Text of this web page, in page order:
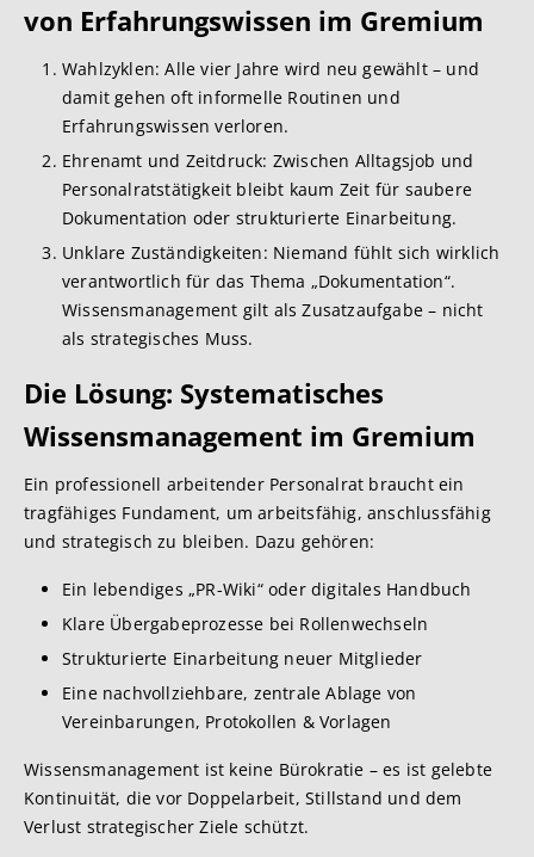
von Erfahrungswissen im Gremium
Wahlzyklen: Alle vier Jahre wird neu gewählt – und
damit gehen oft informelle Routinen und
Erfahrungswissen verloren.
Ehrenamt und Zeitdruck: Zwischen Alltagsjob und
Personalratstätigkeit bleibt kaum Zeit für saubere
Dokumentation oder strukturierte Einarbeitung.
Unklare Zuständigkeiten: Niemand fühlt sich wirklich
verantwortlich für das Thema „Dokumentation“.
Wissensmanagement gilt als Zusatzaufgabe – nicht
als strategisches Muss.
Die Lösung: Systematisches
Wissensmanagement im Gremium
Ein professionell arbeitender Personalrat braucht ein
tragfähiges Fundament, um arbeitsfähig, anschlussfähig
und strategisch zu bleiben. Dazu gehören:
Ein lebendiges „PR-Wiki“ oder digitales Handbuch
Klare Übergabeprozesse bei Rollenwechseln
Strukturierte Einarbeitung neuer Mitglieder
Eine nachvollziehbare, zentrale Ablage von
Vereinbarungen, Protokollen & Vorlagen
Wissensmanagement ist keine Bürokratie – es ist gelebte
Kontinuität, die vor Doppelarbeit, Stillstand und dem
Verlust strategischer Ziele schützt.